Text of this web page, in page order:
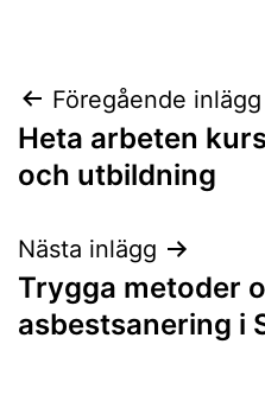
Föregående inlägg
Heta arbeten
och utbildning
Nästa inlägg
Trygga metoder
asbestsanering i